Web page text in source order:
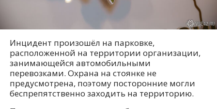
Инцидент произошёл на парковке,
расположенной на территории организации,
занимающейся автомобильными
перевозками. Охрана на стоянке не
предусмотрена, поэтому посторонние могли
беспрепятственно заходить на территорию.